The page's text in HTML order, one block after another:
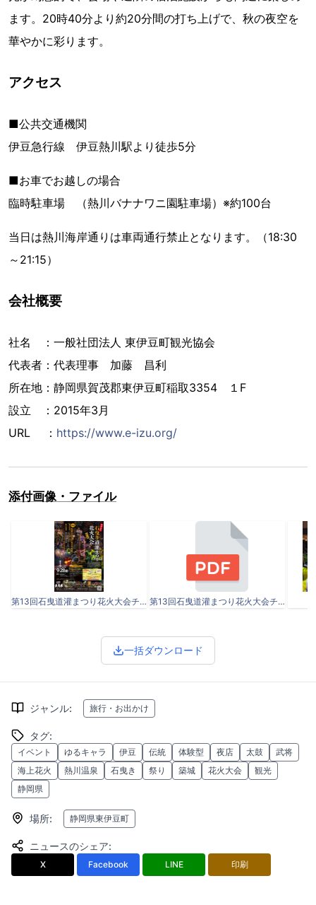
ます。20時40分より約20分間の打ち上げで、秋の夜空を
華やかに彩ります。
アクセス
■公共交通機関
伊豆急行線 伊豆熱川駅より徒歩5分
■お車でお越しの場合
臨時駐車場 （熱川バナナワニ園駐車場）※約100台
当日は熱川海岸通りは車両通行禁止となります。（18:30
～21:15）
会社概要
社名 ：一般社団法人 東伊豆町観光協会
代表者：代表理事 加藤 昌利
所在地：静岡県賀茂郡東伊豆町稲取3354 １F
設立 ：2015年3月
URL ： https://www.e-izu.org/
添付画像・ファイル
第13回石曳道灌まつり花火大会チラシ.jpg 第13回石曳道灌まつり花火大会チラシ.pdf
一括ダウンロード
ジャンル: 旅行・お出かけ
タグ:
イベント ゆるキャラ 伊豆 伝統 体験型 夜店 太鼓
武将
海上花火
熱川温泉 石曳き 祭り 築城 花火大会
観光
静岡県
場所: 静岡県東伊豆町
ニュースのシェア:
X Facebook LINE 印刷